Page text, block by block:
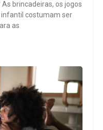
brincadeiras, os jogos
costumam ser
as